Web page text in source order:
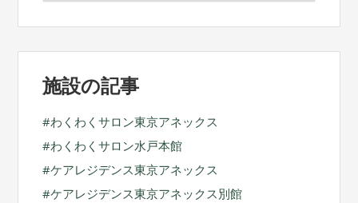
施設の記事
わくわくサロン東京アネックス
わくわくサロン水戸本館
ケアレジデンス東京アネックス
ケアレジデンス東京アネックス別館